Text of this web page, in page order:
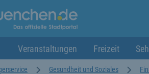
Veranstaltungen Freizeit
Gesundheit und Soziales